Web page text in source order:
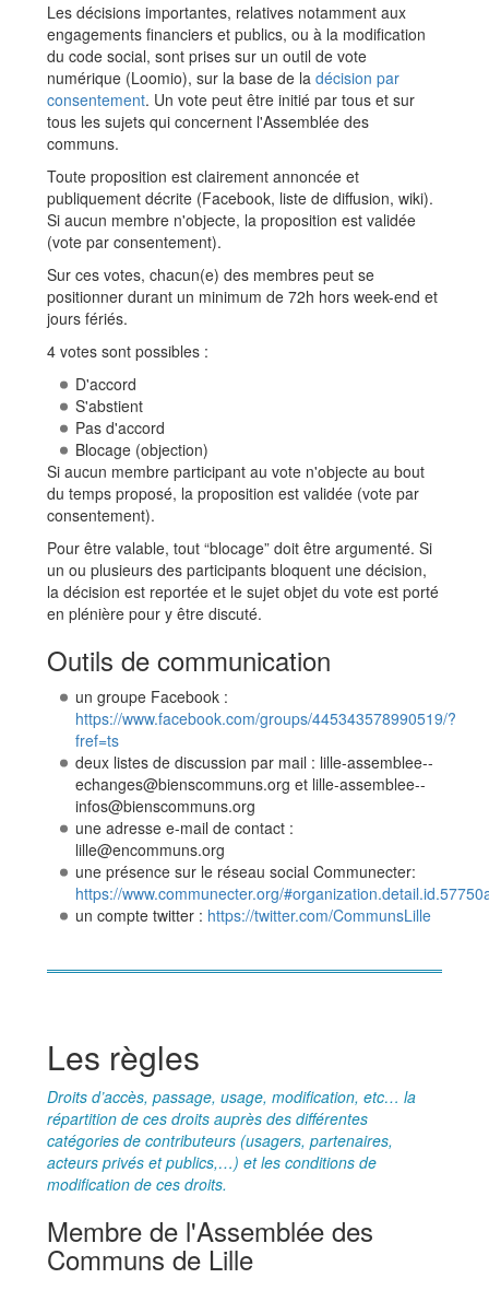
Les décisions importantes, relatives notamment aux
engagements financiers et publics, ou à la modification
du code social, sont prises sur un outil de vote
numérique (Loomio), sur la base de la décision par
consentement. Un vote peut être initié par tous et sur
tous les sujets qui concernent l'Assemblée des
communs.
Toute proposition est clairement annoncée et
publiquement décrite (Facebook, liste de diffusion, wiki).
Si aucun membre n'objecte, la proposition est validée
(vote par consentement).
Sur ces votes, chacun(e) des membres peut se
positionner durant un minimum de 72h hors week-end et
jours fériés.
4 votes sont possibles :
D'accord
S'abstient
Pas d'accord
Blocage (objection)
Si aucun membre participant au vote n'objecte au bout
du temps proposé, la proposition est validée (vote par
consentement).
Pour être valable, tout “blocage” doit être argumenté. Si
un ou plusieurs des participants bloquent une décision,
la décision est reportée et le sujet objet du vote est porté
en plénière pour y être discuté.
Outils de communication
un groupe Facebook :
https://www.facebook.com/groups/445343578990519/?
fref=ts
deux listes de discussion par mail : lille-assemblee--
echanges@bienscommuns.org et lille-assemblee--
infos@bienscommuns.org
une adresse e-mail de contact :
lille@encommuns.org
une présence sur le réseau social Communecter:
https://www.communecter.org/
un compte twitter : https://twitter.com/CommunsLille
Les règles
Droits d’accès, passage, usage, modification, etc… la
répartition de ces droits auprès des différentes
catégories de contributeurs (usagers, partenaires,
acteurs privés et publics,…) et les conditions de
modification de ces droits.
Membre de l'Assemblée des
Communs de Lille